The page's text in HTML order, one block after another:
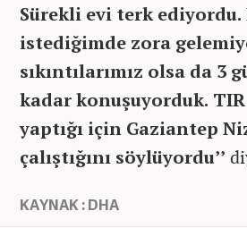
Sürekli evi terk ediyordu.
istediğimde zora
sıkıntılarımız olsa da 3
kadar konuşuyorduk.
yaptığı için Gaziantep
çalıştığını söylüyordu’’
KAYNAK : DHA